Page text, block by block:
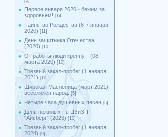
Первое января 2020 - бежим за
здоровьем! [14]
Таинство Рождества (6-7 января
2020) [11]
День защитника Отечества!
(2020) [10]
От работы люди крепнут! (08
марта 2020) [10]
Трезвый закал-пробег (1 января
2021) [10]
Широкая Масленица (март 2021) -
веселился народ.
[5]
Четыре часа душевных песен [5]
День пожилых - в ЦЗиЗП
"Айсберг" (2023) [10]
Трезвый закал-пробег (1 января
2024) [9]